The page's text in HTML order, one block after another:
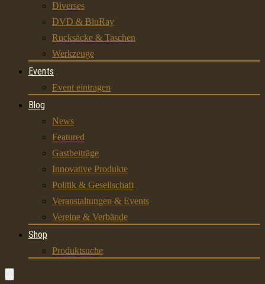
Diverses
DVD & BluRay
Rucksäcke & Taschen
Werkzeuge
Events
Event eintragen
Blog
News
Featured
Gastbeiträge
Innovative Produkte
Politik & Gesellschaft
Veranstaltungen & Events
Vereine & Verbände
Shop
Produktsuche